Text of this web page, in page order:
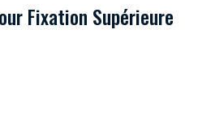
Fixation Supérieure